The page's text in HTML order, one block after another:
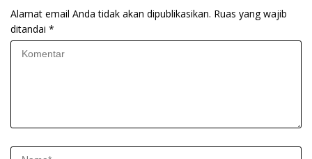
Alamat email Anda tidak akan dipublikasikan. Ruas yang wajib
ditandai *